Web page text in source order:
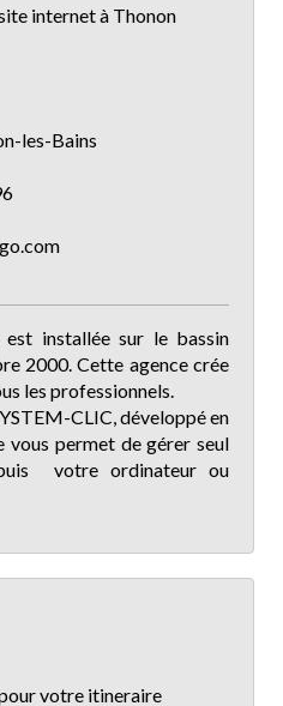
internet à Thonon
les-Bains
est installée sur le bassin
2000. Cette agence crée
les professionnels.
CLIC, développé en
vous permet de gérer seul
votre ordinateur ou
votre itineraire